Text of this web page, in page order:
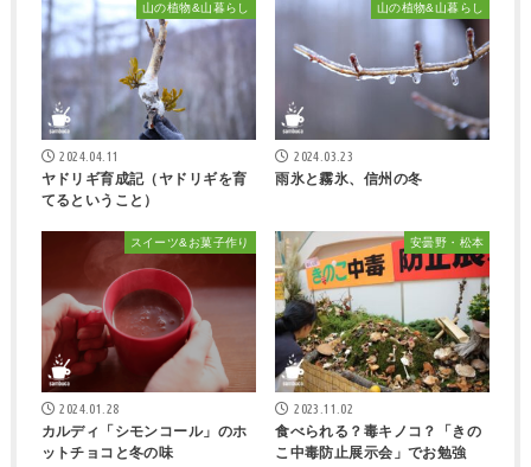
山の植物&山暮らし
2024.04.11
ヤドリギ育成記（ヤドリギを育
てるということ）
山の植物&山暮らし
2024.03.23
雨氷と霧氷、信州の冬
スイーツ&お菓子作り
2024.01.28
カルディ「シモンコール」のホ
ットチョコと冬の味
安曇野・松本
2023.11.02
食べられる？毒キノコ？「きの
こ中毒防止展示会」でお勉強